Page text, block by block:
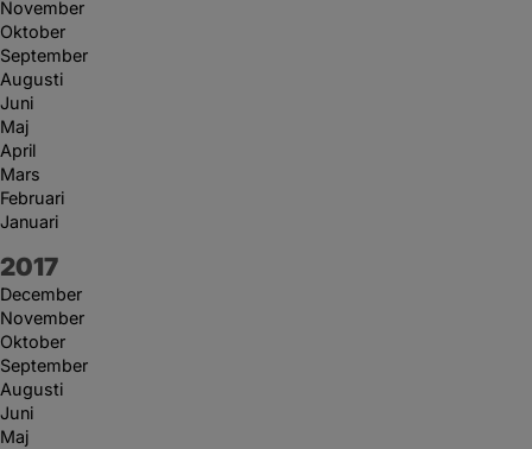
November
Oktober
September
Augusti
Juni
Maj
April
Mars
Februari
Januari
År:
2017
December
November
Oktober
September
Augusti
Juni
Maj